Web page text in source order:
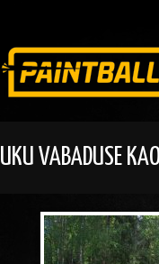
UKU VABADUSE